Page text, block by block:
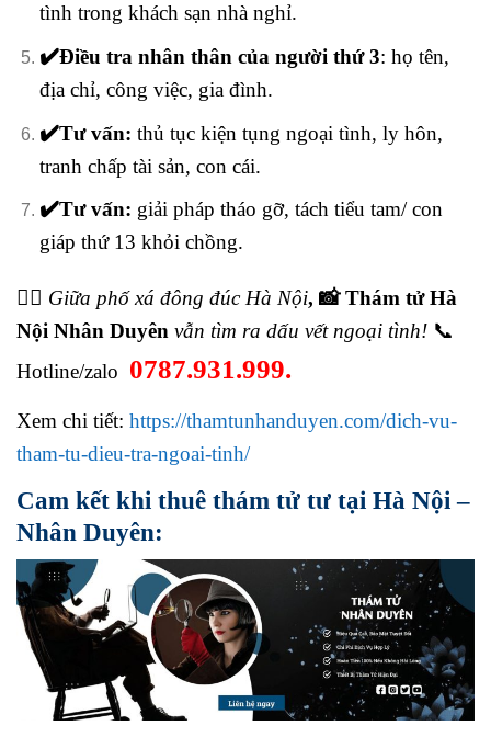
tình trong khách sạn nhà nghỉ.
✔️Điều tra nhân thân của người thứ 3: họ tên,
địa chỉ, công việc, gia đình.
✔️Tư vấn: thủ tục kiện tụng ngoại tình, ly hôn,
tranh chấp tài sản, con cái.
✔️Tư vấn: giải pháp tháo gỡ, tách tiểu tam/ con
giáp thứ 13 khỏi chồng.
🕵️‍♂️ Giữa phố xá đông đúc Hà Nội, 📸 Thám tử Hà
Nội Nhân Duyên vẫn tìm ra dấu vết ngoại tình! 📞
Hotline/zalo 0787.931.999.
Xem chi tiết: https://thamtunhanduyen.com/dich-vu-
tham-tu-dieu-tra-ngoai-tinh/
Cam kết khi thuê thám tử tư tại Hà Nội –
Nhân Duyên: